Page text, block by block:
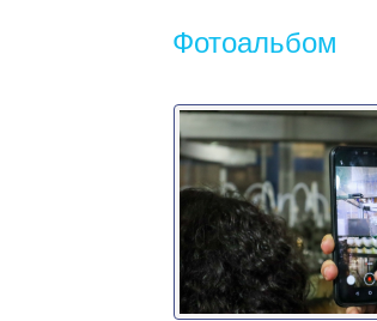
Фотоальбом